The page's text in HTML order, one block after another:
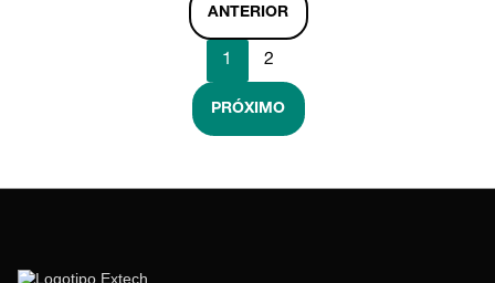
ANTERIOR
1 2
PRÓXIMO